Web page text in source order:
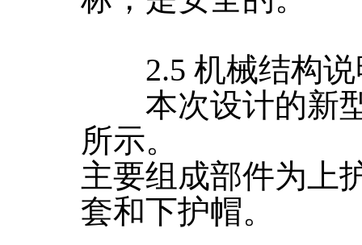
2.5 机械结构说
本次设计的新型
所示。
主要组成部件为上
套和下护帽。